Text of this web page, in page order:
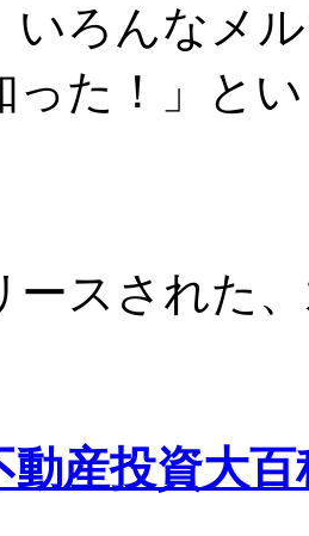
いろんなメ
った！」と
ースされた
動産投資大